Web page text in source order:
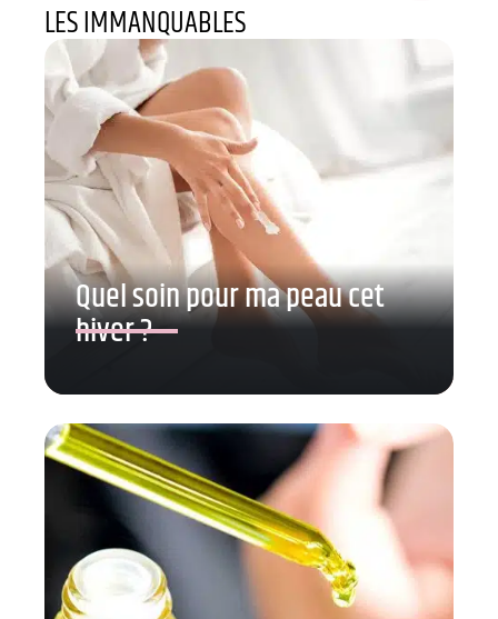
LES IMMANQUABLES
Quel soin pour ma peau cet
hiver ?